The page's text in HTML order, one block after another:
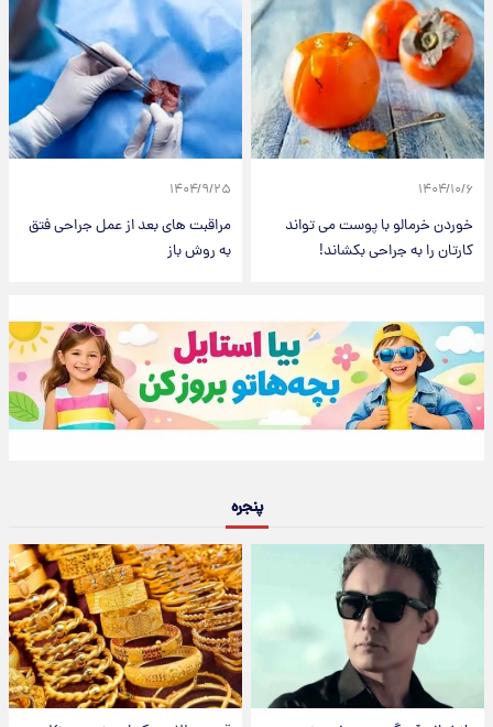
۱۴۰۴/۱۰/۶
خوردن خرمالو با پوست می تواند
کارتان را به جراحی بکشاند!
۱۴۰۴/۹/۲۵
مراقبت های بعد از عمل جراحی فتق
به روش باز
پنجره